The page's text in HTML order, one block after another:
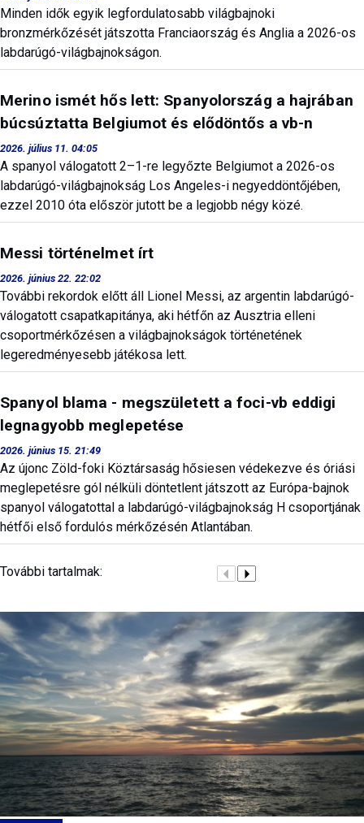
Minden idők egyik legfordulatosabb világbajnoki
bronzmérkőzését játszotta Franciaország és Anglia a 2026-os
labdarúgó-világbajnokságon.
Merino ismét hős lett: Spanyolország a hajrában
búcsúztatta Belgiumot és elődöntős a vb-n
2026. július 11. 04:05
A spanyol válogatott 2–1-re legyőzte Belgiumot a 2026-os
labdarúgó-világbajnokság Los Angeles-i negyeddöntőjében,
ezzel 2010 óta először jutott be a legjobb négy közé.
Messi történelmet írt
2026. június 22. 22:02
További rekordok előtt áll Lionel Messi, az argentin labdarúgó-
válogatott csapatkapitánya, aki hétfőn az Ausztria elleni
csoportmérkőzésen a világbajnokságok történetének
legeredményesebb játékosa lett.
Spanyol blama - megszületett a foci-vb eddigi
legnagyobb meglepetése
2026. június 15. 21:49
Az újonc Zöld-foki Köztársaság hősiesen védekezve és óriási
meglepetésre gól nélküli döntetlent játszott az Európa-bajnok
spanyol válogatottal a labdarúgó-világbajnokság H csoportjának
hétfői első fordulós mérkőzésén Atlantában.
További tartalmak: